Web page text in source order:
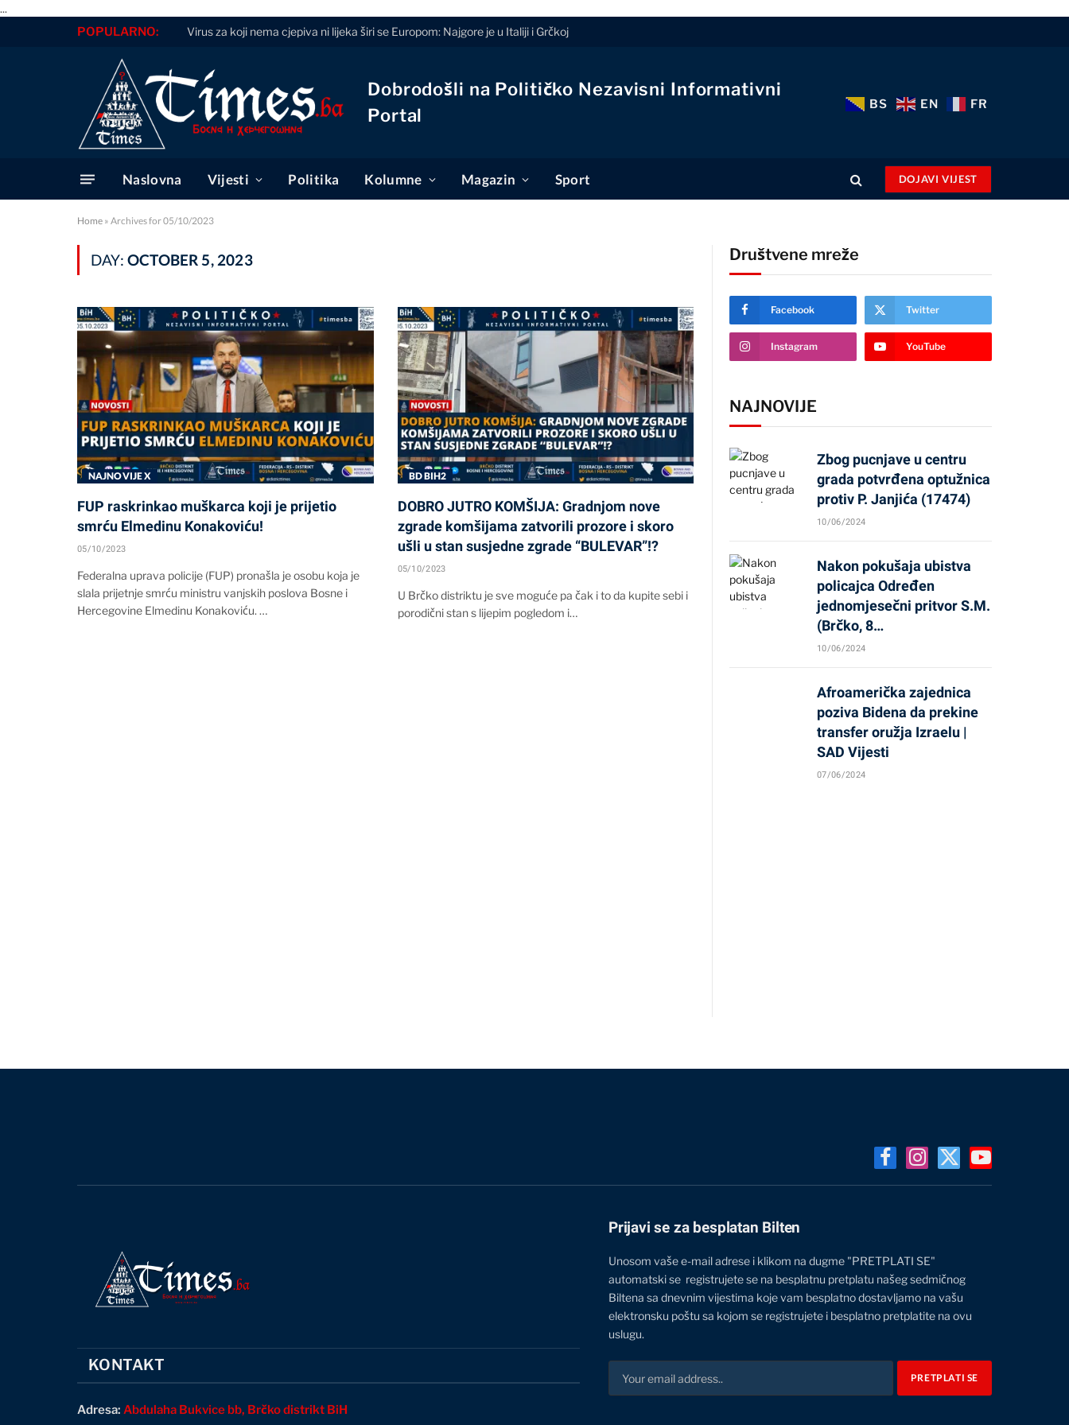
...
POPULARNO: Virus za koji nema cjepiva ni lijeka širi se Europom: Najgore je u Italiji i Grčkoj
Dobrodošli na Političko Nezavisni Informativni
Portal
BS EN FR
Naslovna Vijesti Politika Kolumne Magazin Sport DOJAVI VIJEST
Home » Archives for 05/10/2023
DAY: OCTOBER 5, 2023
NAJNOVIJE X
FUP raskrinkao muškarca koji je prijetio
smrću Elmedinu Konakoviću!
05/10/2023
Federalna uprava policije (FUP) pronašla je osobu koja je
slala prijetnje smrću ministru vanjskih poslova Bosne i
Hercegovine Elmedinu Konakoviću. …
BD BIH2
DOBRO JUTRO KOMŠIJA: Gradnjom nove
zgrade komšijama zatvorili prozore i skoro
ušli u stan susjedne zgrade “BULEVAR”!?
05/10/2023
U Brčko distriktu je sve moguće pa čak i to da kupite sebi i
porodični stan s lijepim pogledom i…
Društvene mreže
Facebook Twitter
Instagram YouTube
NAJNOVIJE
Zbog pucnjave u centru
grada potvrđena optužnica
protiv P. Janjića (17474)
10/06/2024
Nakon pokušaja ubistva
policajca Određen
jednomjesečni pritvor S.M.
(Brčko, 8…
10/06/2024
Afroamerička zajednica
poziva Bidena da prekine
transfer oružja Izraelu |
SAD Vijesti
07/06/2024
FacebookInstagram
X
(Twitter)
YouTube
KONTAKT
Adresa: Abdulaha Bukvice bb, Brčko distrikt BiH
Prijavi se za besplatan Bilten
Unosom vaše e-mail adrese i klikom na dugme "PRETPLATI SE"
automatski se registrujete se na besplatnu pretplatu našeg sedmičnog
Biltena sa dnevnim vijestima koje vam besplatno dostavljamo na vašu
elektronsku poštu sa kojom se registrujete i besplatno pretplatite na ovu
uslugu.